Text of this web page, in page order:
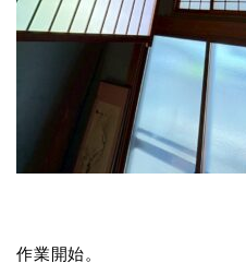
作業開始。